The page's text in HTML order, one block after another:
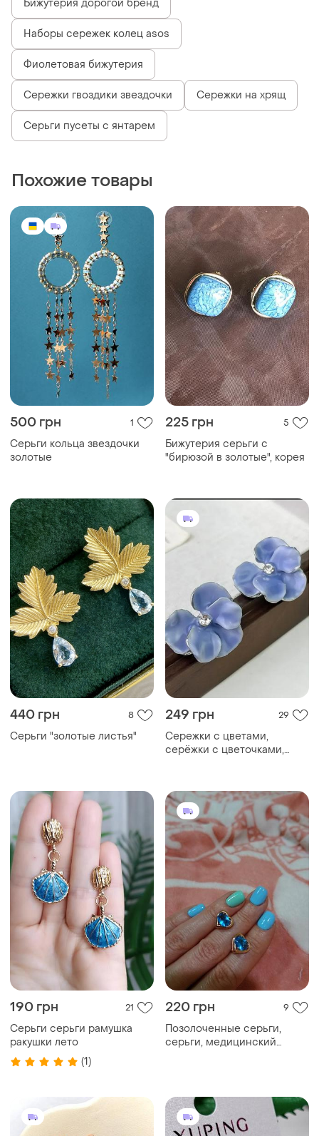
Бижутерия дорогой бренд
Наборы сережек колец asos
Фиолетовая бижутерия
Сережки гвоздики звездочки Сережки на хрящ
Серьги пусеты с янтарем
Похожие товары
500 грн 1
Серьги кольца звездочки
золотые
225 грн 5
Бижутерия серьги с
"бирюзой в золотые", корея
440 грн 8
Серьги "золотые листья"
249 грн 29
Сережки с цветами,
серёжки с цветочками,
190 грн 21
Серьги серьги рамушка
ракушки лето
(1)
220 грн 9
Позолоченные серьги,
серьги, медицинский